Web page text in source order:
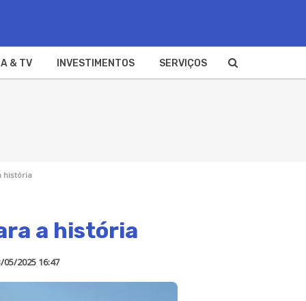
& TV INVESTIMENTOS SERVIÇOS
história
a história
05/2025 16:47